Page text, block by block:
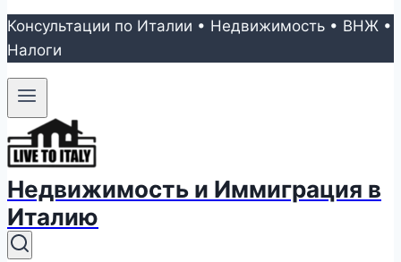
Консультации по Италии • Недвижимость • ВНЖ •
Налоги
Недвижимость и Иммиграция в
Италию